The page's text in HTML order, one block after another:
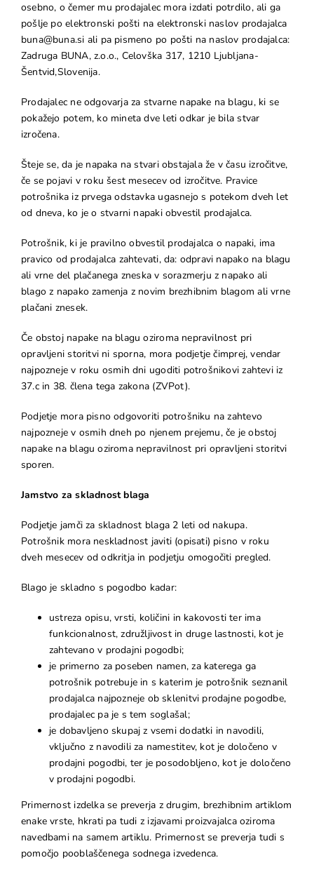
osebno, o čemer mu prodajalec mora izdati potrdilo, ali ga
pošlje po elektronski pošti na elektronski naslov prodajalca
buna@buna.si ali pa pismeno po pošti na naslov prodajalca:
Zadruga BUNA, z.o.o., Celovška 317, 1210 Ljubljana-
Šentvid,Slovenija.
Prodajalec ne odgovarja za stvarne napake na blagu, ki se
pokažejo potem, ko mineta dve leti odkar je bila stvar
izročena.
Šteje se, da je napaka na stvari obstajala že v času izročitve,
če se pojavi v roku šest mesecev od izročitve. Pravice
potrošnika iz prvega odstavka ugasnejo s potekom dveh let
od dneva, ko je o stvarni napaki obvestil prodajalca.
Potrošnik, ki je pravilno obvestil prodajalca o napaki, ima
pravico od prodajalca zahtevati, da: odpravi napako na blagu
ali vrne del plačanega zneska v sorazmerju z napako ali
blago z napako zamenja z novim brezhibnim blagom ali vrne
plačani znesek.
Če obstoj napake na blagu oziroma nepravilnost pri
opravljeni storitvi ni sporna, mora podjetje čimprej, vendar
najpozneje v roku osmih dni ugoditi potrošnikovi zahtevi iz
37.c in 38. člena tega zakona (ZVPot).
Podjetje mora pisno odgovoriti potrošniku na zahtevo
najpozneje v osmih dneh po njenem prejemu, če je obstoj
napake na blagu oziroma nepravilnost pri opravljeni storitvi
sporen.
Jamstvo za skladnost blaga
Podjetje jamči za skladnost blaga 2 leti od nakupa.
Potrošnik mora neskladnost javiti (opisati) pisno v roku
dveh mesecev od odkritja in podjetju omogočiti pregled.
Blago je skladno s pogodbo kadar:
ustreza opisu, vrsti, količini in kakovosti ter ima
funkcionalnost, združljivost in druge lastnosti, kot je
zahtevano v prodajni pogodbi;
je primerno za poseben namen, za katerega ga
potrošnik potrebuje in s katerim je potrošnik seznanil
prodajalca najpozneje ob sklenitvi prodajne pogodbe,
prodajalec pa je s tem soglašal;
je dobavljeno skupaj z vsemi dodatki in navodili,
vključno z navodili za namestitev, kot je določeno v
prodajni pogodbi, ter je posodobljeno, kot je določeno
v prodajni pogodbi.
Primernost izdelka se preverja z drugim, brezhibnim artiklom
enake vrste, hkrati pa tudi z izjavami proizvajalca oziroma
navedbami na samem artiklu. Primernost se preverja tudi s
pomočjo pooblaščenega sodnega izvedenca.